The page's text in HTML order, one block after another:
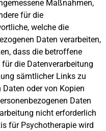
Maßnahmen,
für die
welche die
Daten verarbeiten,
dass die betroffene
die Datenverarbeitung
sämtlicher Links zu
oder von Kopien
Daten
nicht erforderlich
für Psychotherapie wird